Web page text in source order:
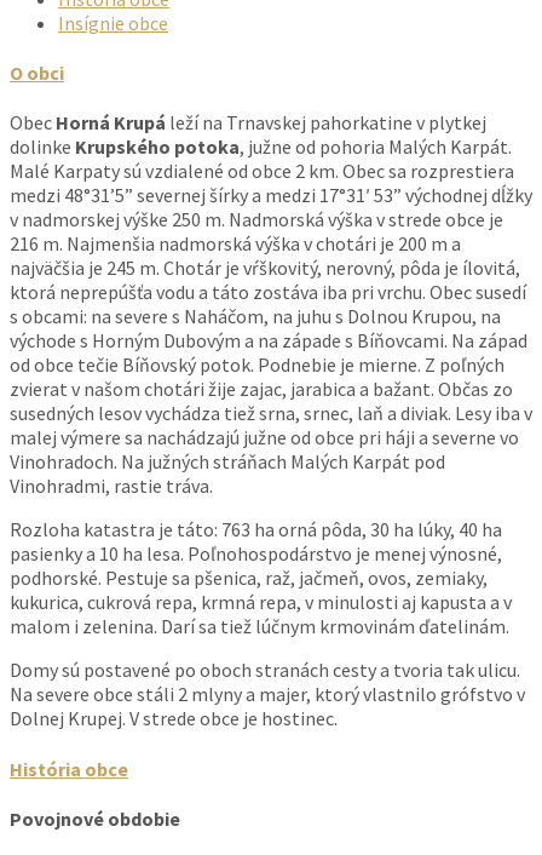
Insígnie obce
O obci
Obec Horná Krupá leží na Trnavskej pahorkatine v plytkej
dolinke Krupského potoka, južne od pohoria Malých Karpát.
Malé Karpaty sú vzdialené od obce 2 km. Obec sa rozprestiera
medzi 48°31’5” severnej šírky a medzi 17°31′ 53” východnej dĺžky
v nadmorskej výške 250 m. Nadmorská výška v strede obce je
216 m. Najmenšia nadmorská výška v chotári je 200 m a
najväčšia je 245 m. Chotár je vŕškovitý, nerovný, pôda je ílovitá,
ktorá neprepúšťa vodu a táto zostáva iba pri vrchu. Obec susedí
s obcami: na severe s Naháčom, na juhu s Dolnou Krupou, na
východe s Horným Dubovým a na západe s Bíňovcami. Na západ
od obce tečie Bíňovský potok. Podnebie je mierne. Z poľných
zvierat v našom chotári žije zajac, jarabica a bažant. Občas zo
susedných lesov vychádza tiež srna, srnec, laň a diviak. Lesy iba v
malej výmere sa nachádzajú južne od obce pri háji a severne vo
Vinohradoch. Na južných stráňach Malých Karpát pod
Vinohradmi, rastie tráva.
Rozloha katastra je táto: 763 ha orná pôda, 30 ha lúky, 40 ha
pasienky a 10 ha lesa. Poľnohospodárstvo je menej výnosné,
podhorské. Pestuje sa pšenica, raž, jačmeň, ovos, zemiaky,
kukurica, cukrová repa, krmná repa, v minulosti aj kapusta a v
malom i zelenina. Darí sa tiež lúčnym krmovinám ďatelinám.
Domy sú postavené po oboch stranách cesty a tvoria tak ulicu.
Na severe obce stáli 2 mlyny a majer, ktorý vlastnilo grófstvo v
Dolnej Krupej. V strede obce je hostinec.
História obce
Povojnové obdobie